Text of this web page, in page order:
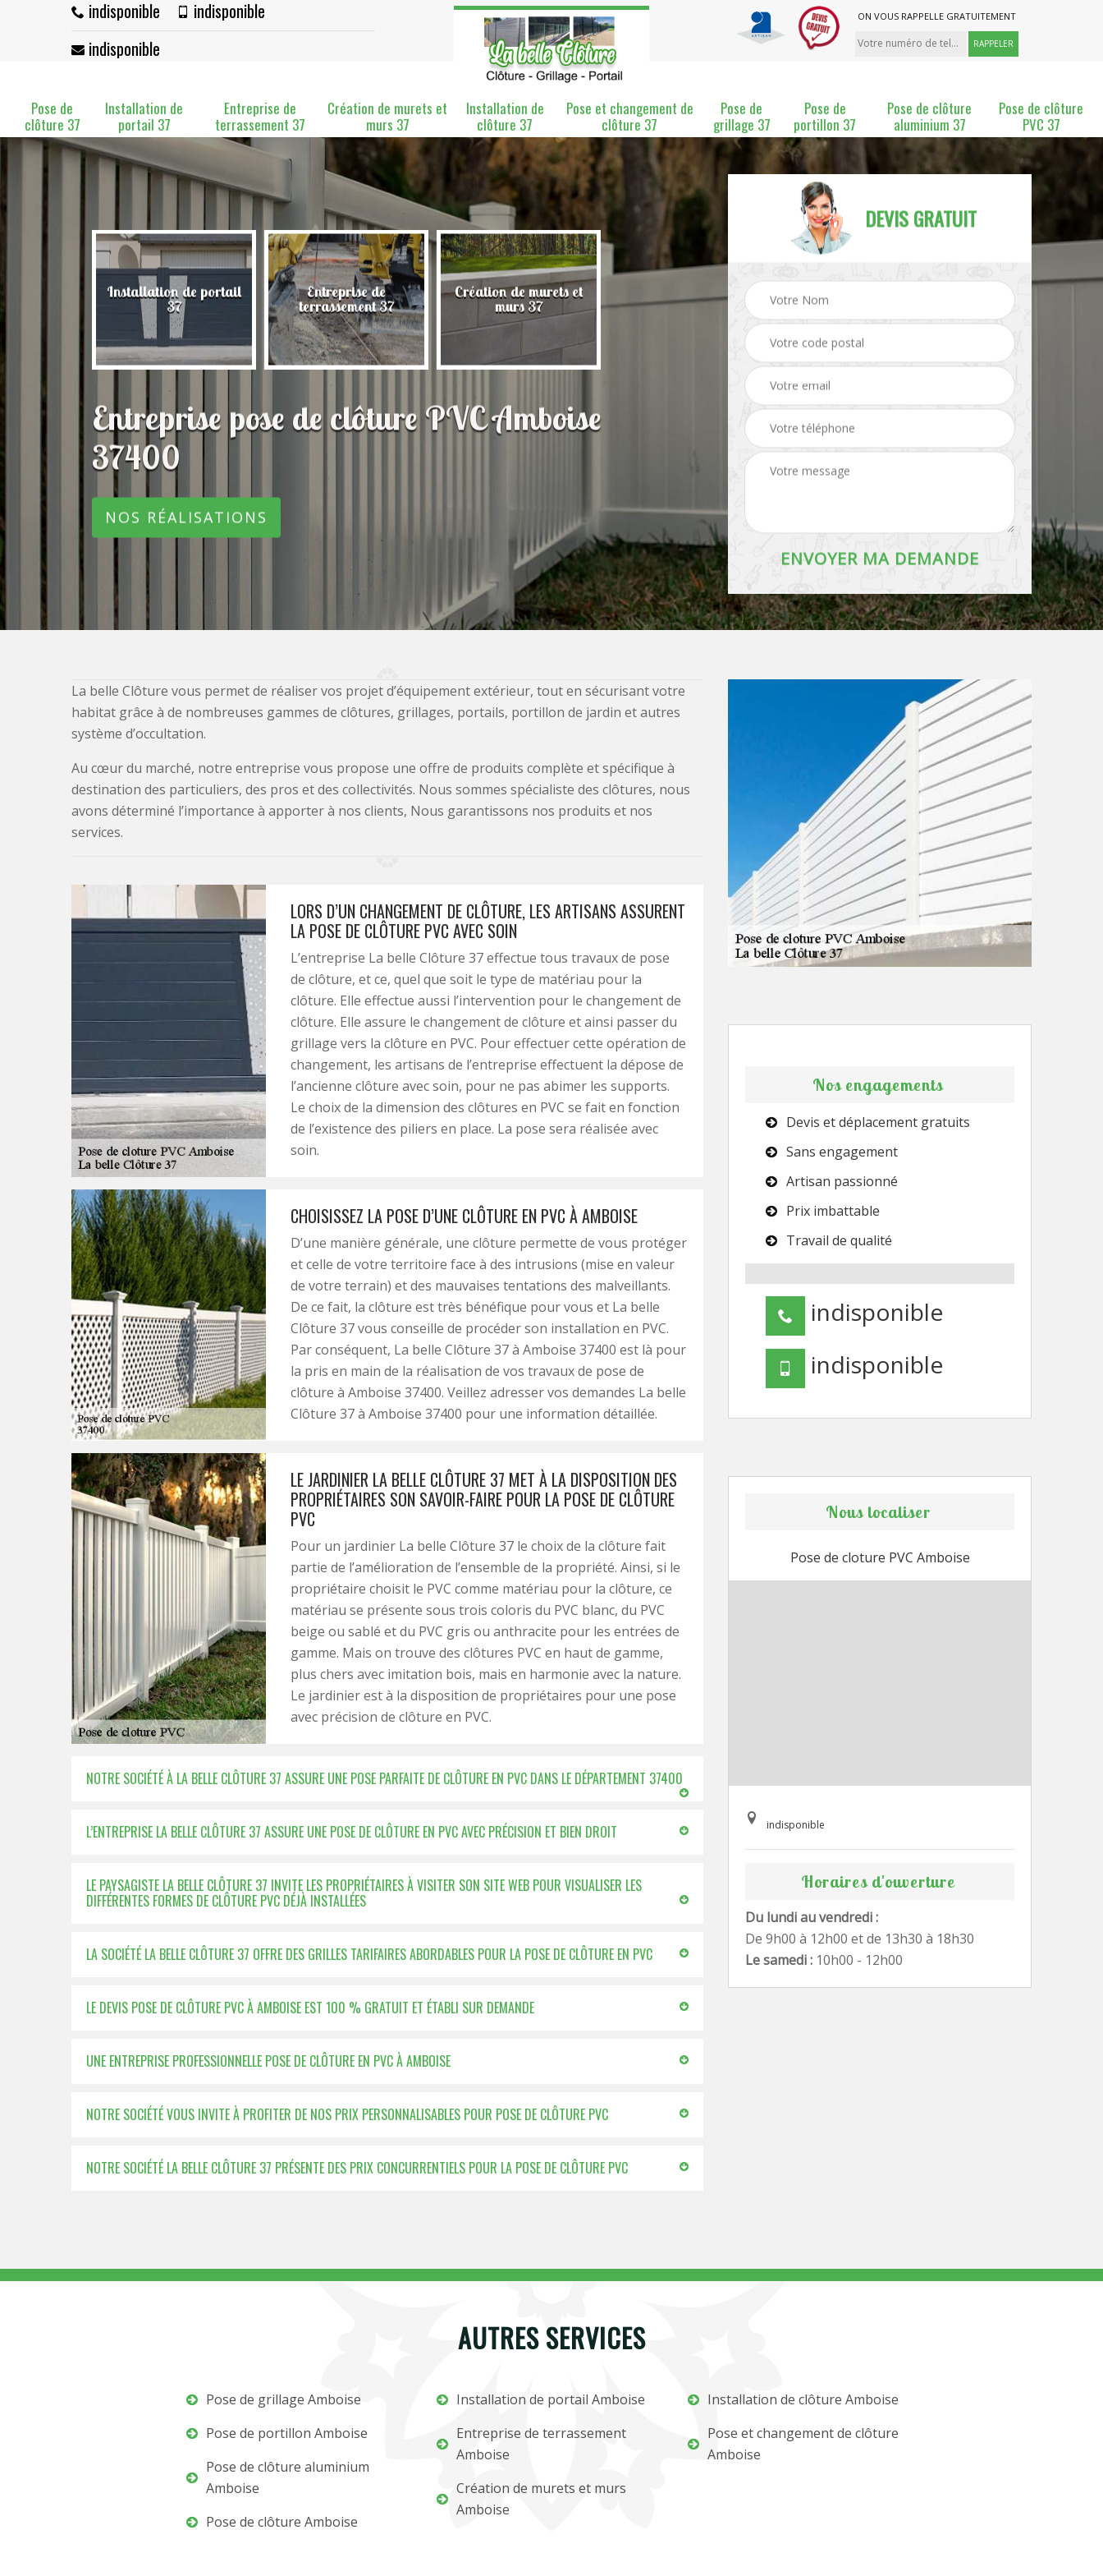
indisponible
indisponible
indisponible
ON VOUS RAPPELLE GRATUITEMENT
Pose de
clôture 37
Installation de
portail 37
Entreprise de
terrassement 37
Création de murets et
murs 37
Installation de
clôture 37
Pose et changement de
clôture 37
Pose de
grillage 37
Pose de
portillon 37
Pose de clôture
aluminium 37
Pose de clôture
PVC 37
37 Installation de portail
37
Entreprise de
terrassement 37
Création de murets et
murs 37
Installation de clôture
37
Pose et changement de Pose de grillage 37
Entreprise pose de clôture PVC Amboise
37400
NOS RÉALISATIONS
DEVIS GRATUIT
La belle Clôture vous permet de réaliser vos projet d’équipement extérieur, tout en sécurisant votre
habitat grâce à de nombreuses gammes de clôtures, grillages, portails, portillon de jardin et autres
système d’occultation.
Au cœur du marché, notre entreprise vous propose une offre de produits complète et spécifique à
destination des particuliers, des pros et des collectivités. Nous sommes spécialiste des clôtures, nous
avons déterminé l’importance à apporter à nos clients, Nous garantissons nos produits et nos
services.
LORS D’UN CHANGEMENT DE CLÔTURE, LES ARTISANS ASSURENT
LA POSE DE CLÔTURE PVC AVEC SOIN
L’entreprise La belle Clôture 37 effectue tous travaux de pose
de clôture, et ce, quel que soit le type de matériau pour la
clôture. Elle effectue aussi l’intervention pour le changement de
clôture. Elle assure le changement de clôture et ainsi passer du
grillage vers la clôture en PVC. Pour effectuer cette opération de
changement, les artisans de l’entreprise effectuent la dépose de
l’ancienne clôture avec soin, pour ne pas abimer les supports.
Le choix de la dimension des clôtures en PVC se fait en fonction
de l’existence des piliers en place. La pose sera réalisée avec
soin.
CHOISISSEZ LA POSE D’UNE CLÔTURE EN PVC À AMBOISE
D’une manière générale, une clôture permette de vous protéger
et celle de votre territoire face à des intrusions (mise en valeur
de votre terrain) et des mauvaises tentations des malveillants.
De ce fait, la clôture est très bénéfique pour vous et La belle
Clôture 37 vous conseille de procéder son installation en PVC.
Par conséquent, La belle Clôture 37 à Amboise 37400 est là pour
la pris en main de la réalisation de vos travaux de pose de
clôture à Amboise 37400. Veillez adresser vos demandes La belle
Clôture 37 à Amboise 37400 pour une information détaillée.
LE JARDINIER LA BELLE CLÔTURE 37 MET À LA DISPOSITION DES
PROPRIÉTAIRES SON SAVOIR-FAIRE POUR LA POSE DE CLÔTURE
PVC
Pour un jardinier La belle Clôture 37 le choix de la clôture fait
partie de l’amélioration de l’ensemble de la propriété. Ainsi, si le
propriétaire choisit le PVC comme matériau pour la clôture, ce
matériau se présente sous trois coloris du PVC blanc, du PVC
beige ou sablé et du PVC gris ou anthracite pour les entrées de
gamme. Mais on trouve des clôtures PVC en haut de gamme,
plus chers avec imitation bois, mais en harmonie avec la nature.
Le jardinier est à la disposition de propriétaires pour une pose
avec précision de clôture en PVC.
NOTRE SOCIÉTÉ À LA BELLE CLÔTURE 37 ASSURE UNE POSE PARFAITE DE CLÔTURE EN PVC DANS LE DÉPARTEMENT 37400
L’ENTREPRISE LA BELLE CLÔTURE 37 ASSURE UNE POSE DE CLÔTURE EN PVC AVEC PRÉCISION ET BIEN DROIT
LE PAYSAGISTE LA BELLE CLÔTURE 37 INVITE LES PROPRIÉTAIRES À VISITER SON SITE WEB POUR VISUALISER LES
DIFFÉRENTES FORMES DE CLÔTURE PVC DÉJÀ INSTALLÉES
LA SOCIÉTÉ LA BELLE CLÔTURE 37 OFFRE DES GRILLES TARIFAIRES ABORDABLES POUR LA POSE DE CLÔTURE EN PVC
LE DEVIS POSE DE CLÔTURE PVC À AMBOISE EST 100 % GRATUIT ET ÉTABLI SUR DEMANDE
UNE ENTREPRISE PROFESSIONNELLE POSE DE CLÔTURE EN PVC À AMBOISE
NOTRE SOCIÉTÉ VOUS INVITE À PROFITER DE NOS PRIX PERSONNALISABLES POUR POSE DE CLÔTURE PVC
NOTRE SOCIÉTÉ LA BELLE CLÔTURE 37 PRÉSENTE DES PRIX CONCURRENTIELS POUR LA POSE DE CLÔTURE PVC
Nos engagements
Devis et déplacement gratuits
Sans engagement
Artisan passionné
Prix imbattable
Travail de qualité
indisponible
indisponible
Nous localiser
Pose de cloture PVC Amboise
indisponible
Horaires d'ouverture
Du lundi au vendredi :
De 9h00 à 12h00 et de 13h30 à 18h30
Le samedi : 10h00 - 12h00
AUTRES SERVICES
Pose de grillage Amboise
Pose de portillon Amboise
Pose de clôture aluminium
Amboise
Pose de clôture Amboise
Installation de portail Amboise
Entreprise de terrassement
Amboise
Création de murets et murs
Amboise
Installation de clôture Amboise
Pose et changement de clôture
Amboise